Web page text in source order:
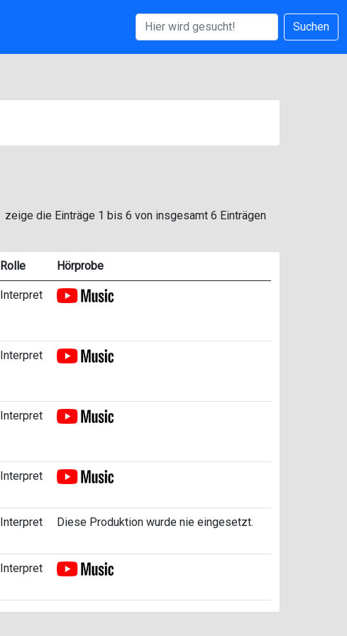
Suchen
zeige die Einträge 1 bis 6 von insgesamt 6 Einträgen
Rolle Hörprobe
Interpret
Interpret
Interpret
Interpret
Interpret Diese Produktion wurde nie eingesetzt.
Interpret